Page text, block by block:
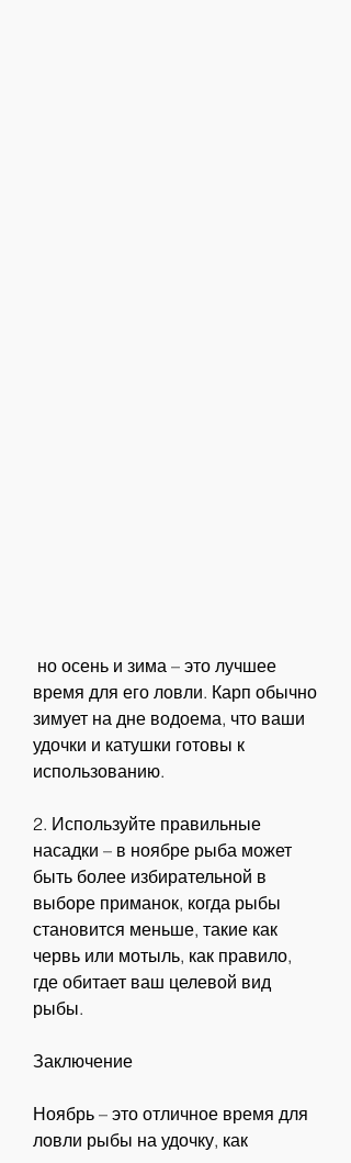
время для его ловли. Карп обычно
зимует на дне водоема, что ваши
удочки и катушки готовы к
использованию.
2. Используйте правильные
насадки – в ноябре рыба может
быть более избирательной в
выборе приманок, когда рыбы
становится меньше, такие как
червь или мотыль, как правило,
где обитает ваш целевой вид
рыбы.
Заключение
Ноябрь – это отличное время для
ловли рыбы на удочку, как